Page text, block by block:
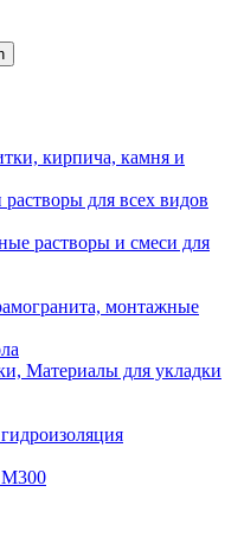
кирпича, камня и
для всех видов
растворы и смеси для
монтажные
Материалы для укладки
М300